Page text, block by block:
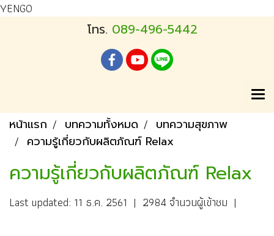
YENGO
โทร. 089-496-5442
หน้าแรก บทความทั้งหมด
บทความสุขภาพ
ความรู้เกี่ยวกับผลิตภัณฑ์ Relax
ความรู้เกี่ยวกับผลิตภัณฑ์ Relax
Last updated: 11 ธ.ค. 2561 | 2984 จำนวนผู้เข้าชม |